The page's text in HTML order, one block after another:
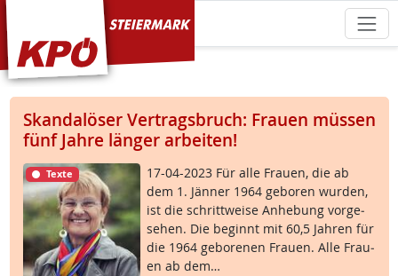
KPÖ Steiermark
Skandalöser Vertragsbruch: Frauen müssen
fünf Jahre länger arbeiten!
Texte
17-04-2023 Für al­le Frau­en, die ab
dem 1. Jän­ner 1964 ge­bo­ren wur­den,
ist die schritt­wei­se An­he­bung vor­ge­
se­hen. Die be­ginnt mit 60,5 Jah­ren für
die 1964 ge­bo­re­nen Frau­en. Al­le Frau­
en ab dem…